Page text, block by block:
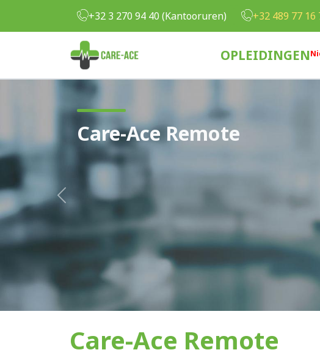
Overslaan en naar de inhoud gaan
+32 3 270 94 40 (Kantooruren) +32 489 77
OPLEIDINGENN
Care-Ace Remote
Previous
Care-Ace Remote